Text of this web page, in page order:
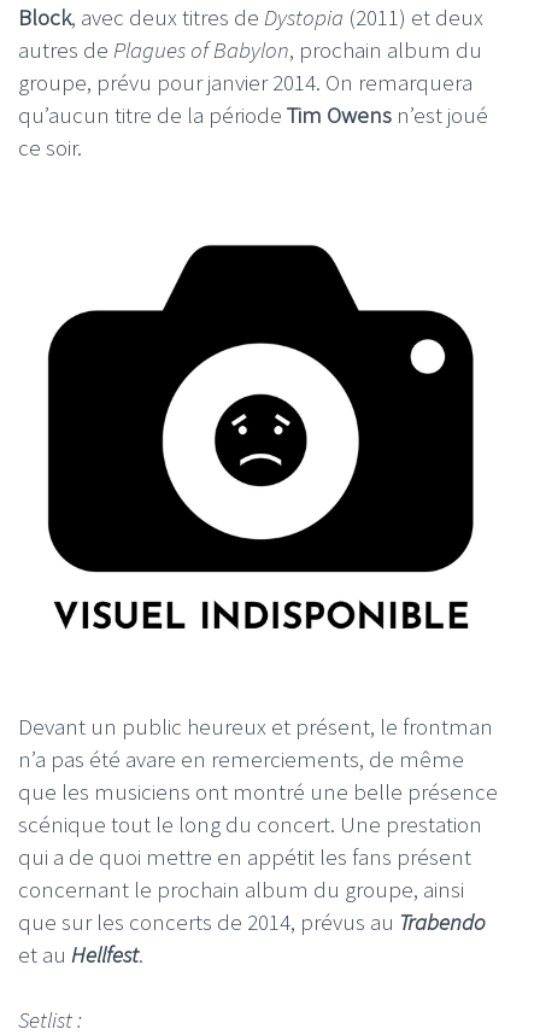
Block, avec deux titres de Dystopia (2011) et deux
autres de Plagues of Babylon, prochain album du
groupe, prévu pour janvier 2014. On remarquera
qu’aucun titre de la période Tim Owens n’est joué
ce soir.
Devant un public heureux et présent, le frontman
n’a pas été avare en remerciements, de même
que les musiciens ont montré une belle présence
scénique tout le long du concert. Une prestation
qui a de quoi mettre en appétit les fans présent
concernant le prochain album du groupe, ainsi
que sur les concerts de 2014, prévus au Trabendo
et au Hellfest.
Setlist :